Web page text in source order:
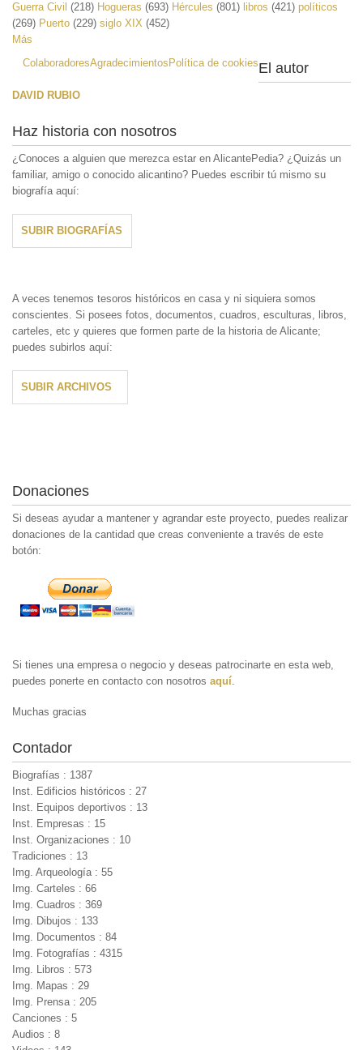
Guerra Civil (218) Hogueras (693) Hércules (801) libros (421) políticos
(269) Puerto (229) siglo XIX (452)
Más
ColaboradoresAgradecimientosPolítica de cookiesEl autor
DAVID RUBIO
Haz historia con nosotros
¿Conoces a alguien que merezca estar en AlicantePedia? ¿Quizás un
familiar, amigo o conocido alicantino? Puedes escribir tú mismo su
biografía aquí:
SUBIR BIOGRAFÍAS
A veces tenemos tesoros históricos en casa y ni siquiera somos
conscientes. Si posees fotos, documentos, cuadros, esculturas, libros,
carteles, etc y quieres que formen parte de la historia de Alicante;
puedes subirlos aquí:
SUBIR ARCHIVOS
Donaciones
Si deseas ayudar a mantener y agrandar este proyecto, puedes realizar
donaciones de la cantidad que creas conveniente a través de este
botón:
Si tienes una empresa o negocio y deseas patrocinarte en esta web,
puedes ponerte en contacto con nosotros aquí
Muchas gracias
Contador
Biografías : 1387
Inst. Edificios históricos : 27
Inst. Equipos deportivos : 13
Inst. Empresas : 15
Inst. Organizaciones : 10
Tradiciones : 13
Img. Arqueología : 55
Img. Carteles : 66
Img. Cuadros : 369
Img. Dibujos : 133
Img. Documentos : 84
Img. Fotografías : 4315
Img. Libros : 573
Img. Mapas : 29
Img. Prensa : 205
Canciones : 5
Audios : 8